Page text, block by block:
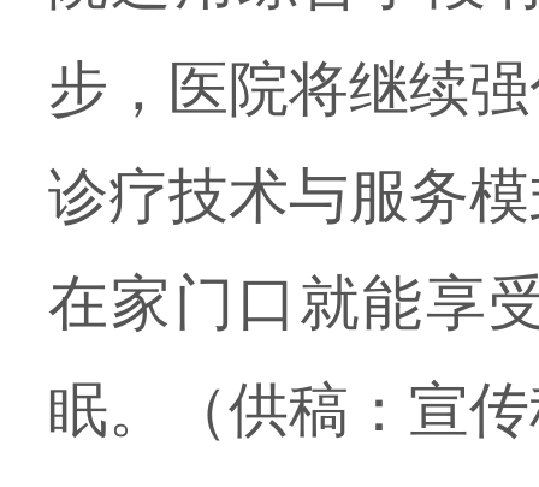
步，医院将继续
诊疗技术与服务
在家门口就能享
眠。（供稿：宣